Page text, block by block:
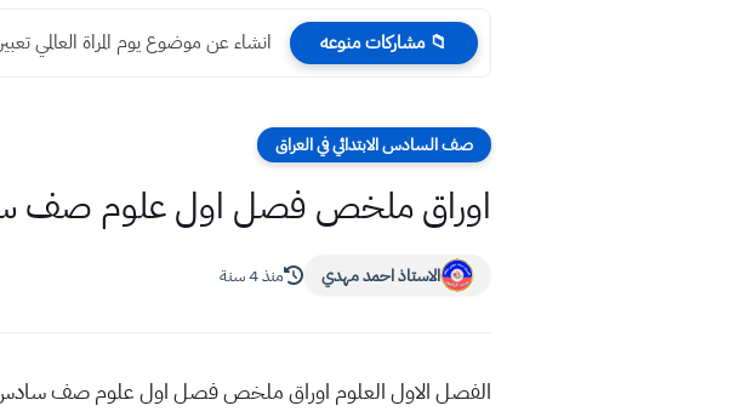
📁 مشاركات منوعه انشاء عن موضوع يوم المراة العالمي
صف السادس الابتدائي في العراق
اوراق ملخص فصل اول علوم صف سادس
الاستاذ احمد مهدي منذ 4 سنة